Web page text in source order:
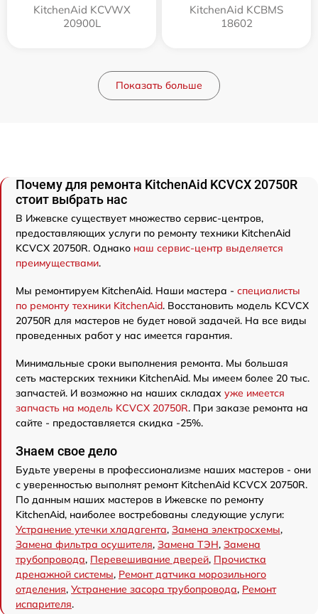
KitchenAid KCVWX
20900L
KitchenAid KCBMS
18602
Показать больше
Почему для ремонта KitchenAid KCVCX 20750R
стоит выбрать нас
В Ижевске существует множество сервис-центров,
предоставляющих услуги по ремонту техники KitchenAid
KCVCX 20750R. Однако наш сервис-центр выделяется
преимуществами.
Мы ремонтируем KitchenAid. Наши мастера - специалисты
по ремонту техники KitchenAid. Восстановить модель KCVCX
20750R для мастеров не будет новой задачей. На все виды
проведенных работ у нас имеется гарантия.
Минимальные сроки выполнения ремонта. Мы большая
сеть мастерских техники KitchenAid. Мы имеем более 20 тыс.
запчастей. И возможно на наших складах уже имеется
запчасть на модель KCVCX 20750R. При заказе ремонта на
сайте - предоставляется скидка -25%.
Знаем свое дело
Будьте уверены в профессионализме наших мастеров - они
с уверенностью выполнят ремонт KitchenAid KCVCX 20750R.
По данным наших мастеров в Ижевске по ремонту
KitchenAid, наиболее востребованы следующие услуги:
Устранение утечки хладагента, Замена электросхемы,
Замена фильтра осушителя, Замена ТЭН, Замена
трубопровода, Перевешивание дверей, Прочистка
дренажной системы, Ремонт датчика морозильного
отделения, Устранение засора трубопровода, Ремонт
испарителя.